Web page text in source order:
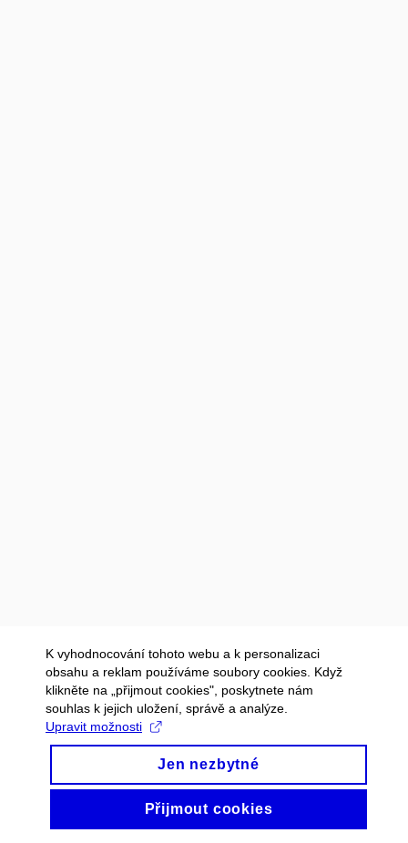
K vyhodnocování tohoto webu a k personalizaci
obsahu a reklam používáme soubory cookies. Když
klikněte na „přijmout cookies", poskytnete nám
souhlas k jejich uložení, správě a analýze.
Upravit možnosti
Jen nezbytné
Přijmout cookies